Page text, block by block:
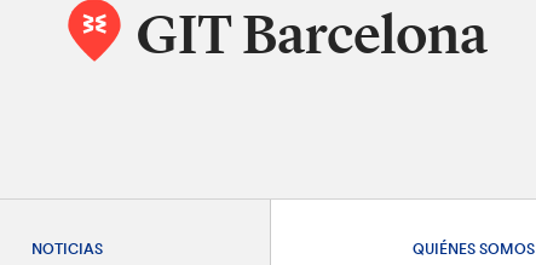
GIT Barcelona
NOTICIAS QUIÉNES SOMOS